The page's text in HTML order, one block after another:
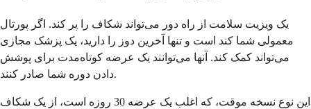
یک ویزیت سلامت از راه دور می‌تواند شکاف را پر کند. اگر پورتال
معمولی شما کند است و تنها آخرین دوز را دارید، یک پزشک مجازی
می‌تواند کمک کند. آنها می‌توانند یک عرضه کوتاه‌مدت برای پوشش
دادن دوره شما صادر کنند.
این نوع نسخه موقت، که اغلب یک عرضه 30 روزه است، از یک شکاف